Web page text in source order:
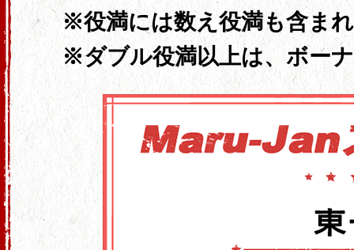
役満には数え役満も含ま
ダブル役満以上は、ボー